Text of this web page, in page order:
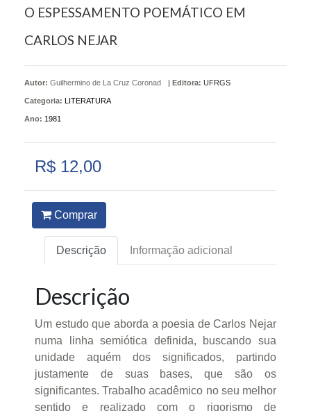
O ESPESSAMENTO POEMÁTICO EM
CARLOS NEJAR
Autor: Guilhermino de La Cruz Coronad | Editora: UFRGS
Categoria: LITERATURA
Ano: 1981
R$ 12,00
Comprar
Descrição Informação adicional
Descrição
Um estudo que aborda a poesia de Carlos Nejar
numa linha semiótica definida, buscando sua
unidade aquém dos significados, partindo
justamente de suas bases, que são os
significantes. Trabalho acadêmico no seu melhor
sentido e realizado com o rigorismo de